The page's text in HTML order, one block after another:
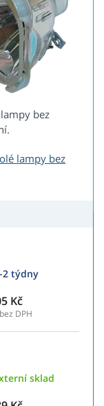
bez
lampy bez
2 týdny
Kč
DPH
sklad